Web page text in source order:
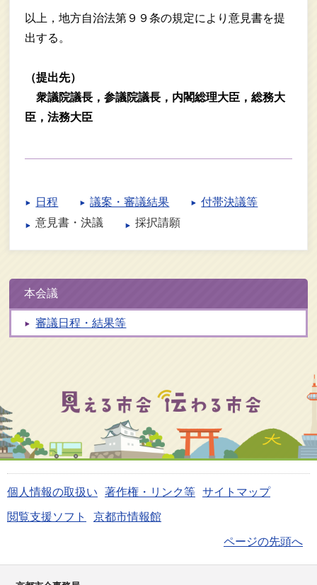
以上，地方自治法第９９条の規定により意見書を提
出する。
（提出先）
衆議院議長，参議院議長，内閣総理大臣，総務大
臣，法務大臣
日程 議案・審議結果
付帯決議等
意見書・決議
採択請願
本会議
審議日程・結果等
個人情報の取扱い 著作権・リンク等 サイトマップ
閲覧支援ソフト 京都市情報館
ページの先頭へ